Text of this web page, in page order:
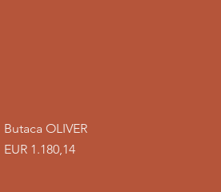
Butaca OLIVER
Precio
EUR 1.180,14